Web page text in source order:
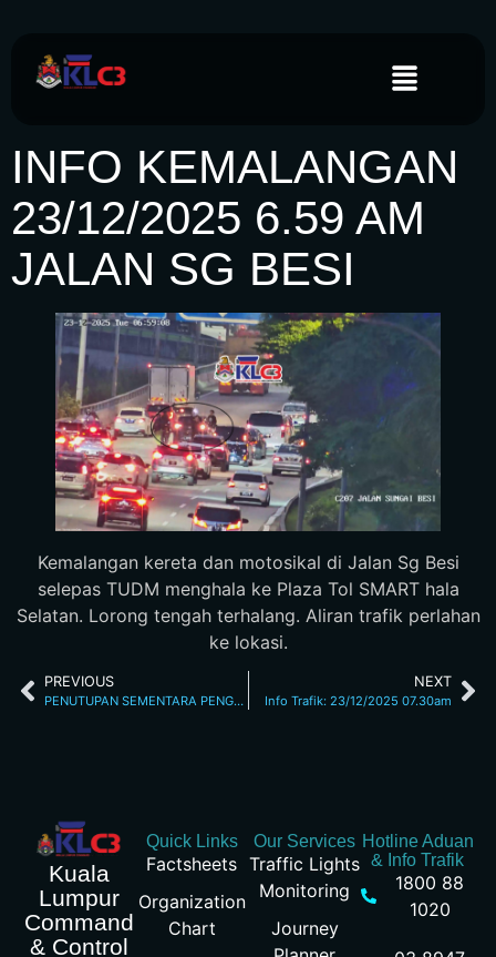
INFO KEMALANGAN
23/12/2025 6.59 AM
JALAN SG BESI
Kemalangan kereta dan motosikal di Jalan Sg Besi
selepas TUDM menghala ke Plaza Tol SMART hala
Selatan. Lorong tengah terhalang. Aliran trafik perlahan
ke lokasi.
PREVIOUS
PENUTUPAN SEMENTARA PENGOPERASIAN LALUAN KONTRA JALAN CHERAS/KAJANG DAN JALAN AMPANG SEMPENA CUTI PERAYAAN HARI KRISMAS
NEXT
Info Trafik: 23/12/2025 07.30am
Kuala
Lumpur
Command
& Control
Quick Links
Factsheets
Organization
Chart
Our Services
Traffic Lights
Monitoring
Journey
Hotline Aduan
& Info Trafik
1800 88
1020